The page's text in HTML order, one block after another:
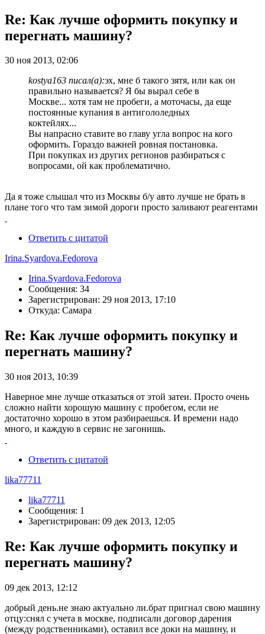
Re: Как лучше оформить покупку и
перегнать машину?
30 ноя 2013, 02:06
kostya163 писал(а):эх, мне б такого зятя, или как он
правильно называется? Я бы вырал себе в
Москве... хотя там не пробеги, а моточасы, да еще
постоянные купания в антигололедных
коктейлях...
Вы напрасно ставите во главу угла вопрос на кого
оформить. Гораздо важней ровная постановка.
При покупках из других регионов разбираться с
вопросами, ой как проблематично.
Да я тоже слышал что из Москвы б/у авто лучше не брать в
плане того что там зимой дороги просто заливают реагентами
Ответить с цитатой
Irina.Syardova.Fedorova
Irina.Syardova.Fedorova
Сообщения: 34
Зарегистрирован: 29 ноя 2013, 17:10
Откуда: Самара
Re: Как лучше оформить покупку и
перегнать машину?
30 ноя 2013, 10:39
Наверное мне лучше отказаться от этой затеи. Просто очень
сложно найти хорошую машину с пробегом, если не
достаточно хорошо в этом разбираешься. И времени надо
много, и каждую в сервис не загонишь.
Ответить с цитатой
lika77711
lika77711
Сообщения: 1
Зарегистрирован: 09 дек 2013, 12:05
Re: Как лучше оформить покупку и
перегнать машину?
09 дек 2013, 12:12
добрый день.не знаю актуально ли.брат пригнал свою машину
отцу:снял с учета в москве, подписали договор дарения
(между родственниками), оставил все доки на машину, и